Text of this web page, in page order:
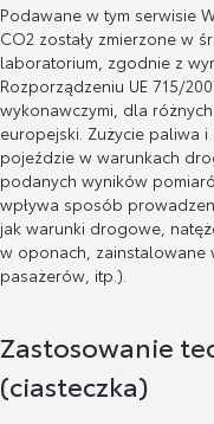
Podawane w tym serwisie
CO2 zostały zmierzone w
laboratorium, zgodnie z
Rozporządzeniu UE 715/
wykonawczymi, dla
europejski. Zużycie paliwa
pojeździe w warunkach
podanych wyników
wpływa sposób
jak warunki drogowe,
w oponach, zainstalowane
pasażerów, itp.).
Zastosowanie
(ciasteczka)